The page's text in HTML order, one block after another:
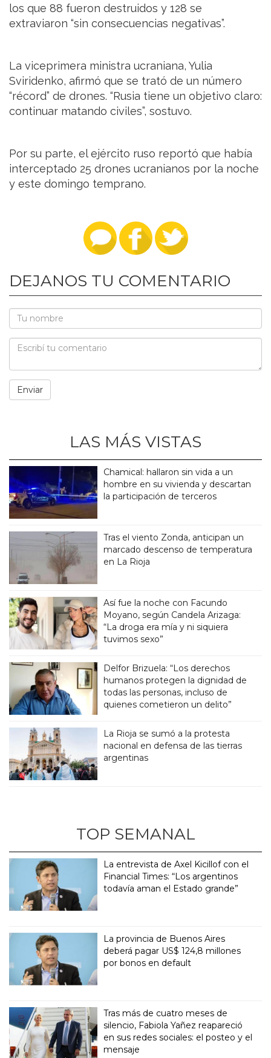
los que 88 fueron destruidos y 128 se
extraviaron “sin consecuencias negativas”.
La viceprimera ministra ucraniana, Yulia
Sviridenko, afirmó que se trató de un número
“récord” de drones. “Rusia tiene un objetivo claro:
continuar matando civiles”, sostuvo.
Por su parte, el ejército ruso reportó que había
interceptado 25 drones ucranianos por la noche
y este domingo temprano.
DEJANOS TU COMENTARIO
LAS MÁS VISTAS
Chamical: hallaron sin vida a un
hombre en su vivienda y descartan
la participación de terceros
Tras el viento Zonda, anticipan un
marcado descenso de temperatura
en La Rioja
Así fue la noche con Facundo
Moyano, según Candela Arizaga:
“La droga era mía y ni siquiera
tuvimos sexo”
Delfor Brizuela: “Los derechos
humanos protegen la dignidad de
todas las personas, incluso de
quienes cometieron un delito”
La Rioja se sumó a la protesta
nacional en defensa de las tierras
argentinas
TOP SEMANAL
La entrevista de Axel Kicillof con el
Financial Times: “Los argentinos
todavía aman el Estado grande”
La provincia de Buenos Aires
deberá pagar US$ 124,8 millones
por bonos en default
Tras más de cuatro meses de
silencio, Fabiola Yañez reapareció
en sus redes sociales: el posteo y el
mensaje